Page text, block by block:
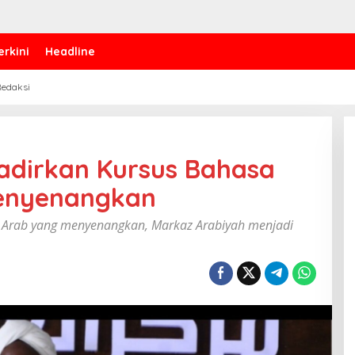
Headline
Kursus Bahasa
yang menyenangkan, Markaz Arabiyah menjadi